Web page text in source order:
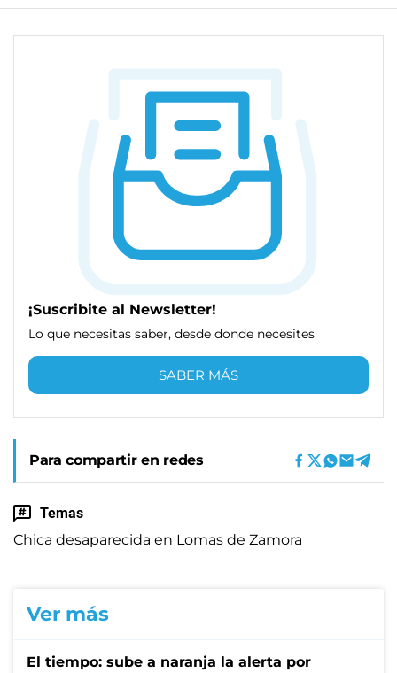
¡Suscribite al Newsletter!
Lo que necesitas saber, desde donde necesites
SABER MÁS
Para compartir en redes
Temas
Chica desaparecida en Lomas de Zamora
Ver más
El tiempo: sube a naranja la alerta por